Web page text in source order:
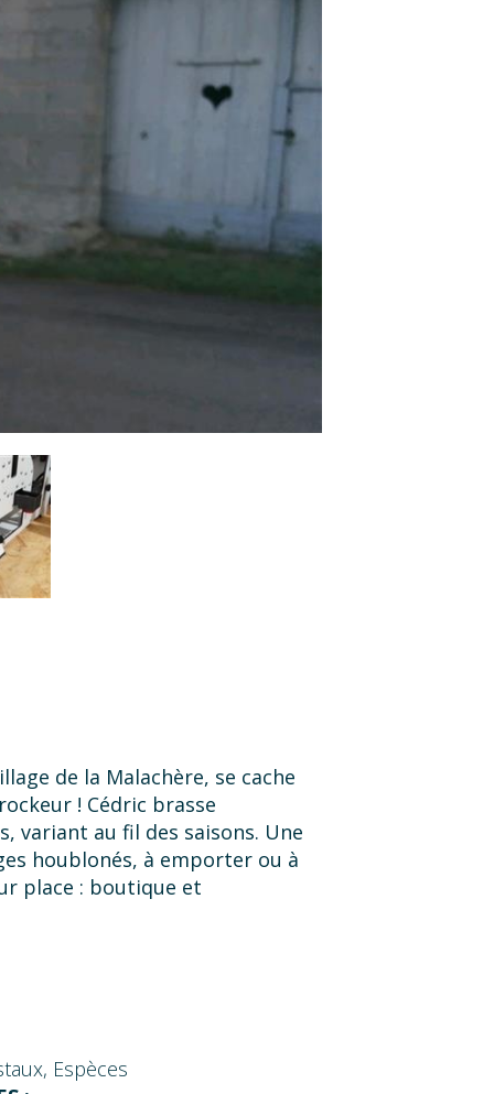
de la Malachère, se cache
! Cédric brasse
variant au fil des saisons. Une
houblonés, à emporter ou à
place : boutique et
Espèces